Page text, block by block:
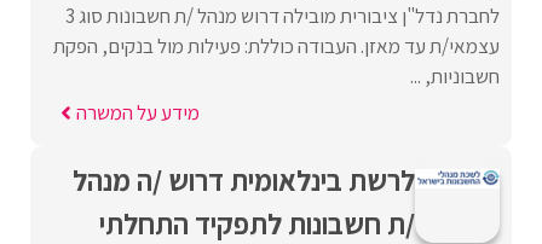
לחברת נדל"ן ציבורית מובילה דרוש מנהל /ת חשבונות סוג 3
עצמאי/ת עד מאזן. העבודה כוללת: פעילות מול בנקים, הפקת
חשבוניות, ...
מידע על המשרה
לרשת בינלאומית דרוש /ה מנהל
/ת חשבונות לתפקיד התחלתי